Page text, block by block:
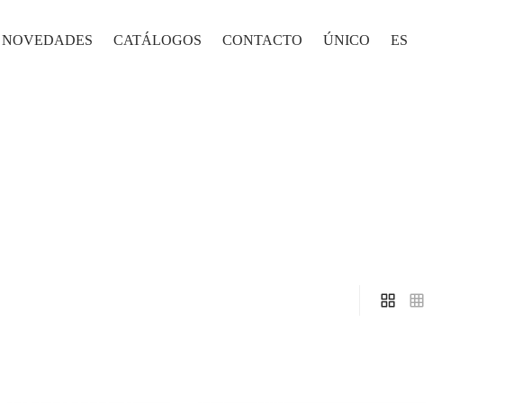
NOVEDADES CATÁLOGOS CONTACTO ÚNICO ES